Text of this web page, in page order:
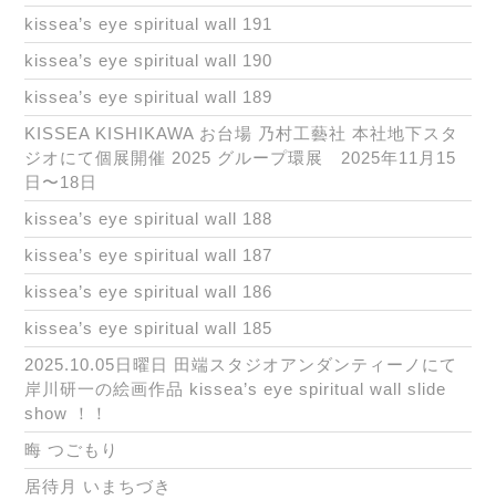
kissea’s eye spiritual wall 191
kissea’s eye spiritual wall 190
kissea’s eye spiritual wall 189
KISSEA KISHIKAWA お台場 乃村工藝社 本社地下スタ
ジオにて個展開催 2025 グループ環展 2025年11月15
日〜18日
kissea’s eye spiritual wall 188
kissea’s eye spiritual wall 187
kissea’s eye spiritual wall 186
kissea’s eye spiritual wall 185
2025.10.05日曜日 田端スタジオアンダンティーノにて
岸川研一の絵画作品 kissea’s eye spiritual wall slide
show ！！
晦 つごもり
居待月 いまちづき